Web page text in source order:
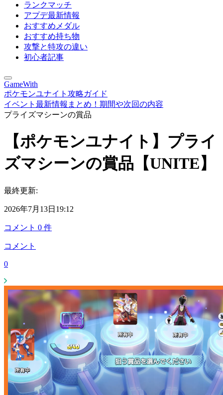
ランクマッチ
アプデ最新情報
おすすめメダル
おすすめ持ち物
攻撃と特攻の違い
初心者記事
GameWith
ポケモンユナイト攻略ガイド
イベント最新情報まとめ！期間や次回の内容
プライズマシーンの賞品
【ポケモンユナイト】プライ
ズマシーンの賞品【UNITE】
最終更新:
2026年7月13日19:12
コメント 0 件
コメント
0